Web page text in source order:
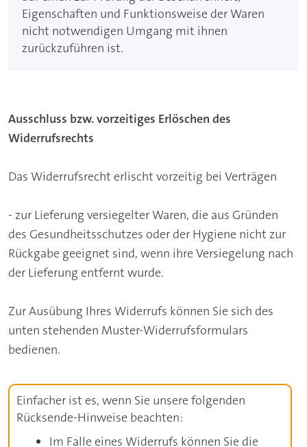
Eigenschaften und Funktionsweise der Waren
nicht notwendigen Umgang mit ihnen
zurückzuführen ist.
Ausschluss bzw. vorzeitiges Erlöschen des
Widerrufsrechts
Das Widerrufsrecht erlischt vorzeitig bei Verträgen
- zur Lieferung versiegelter Waren, die aus Gründen
des Gesundheitsschutzes oder der Hygiene nicht zur
Rückgabe geeignet sind, wenn ihre Versiegelung nach
der Lieferung entfernt wurde.
Zur Ausübung Ihres Widerrufs können Sie sich des
unten stehenden Muster-Widerrufsformulars
bedienen.
Einfacher ist es, wenn Sie unsere folgenden
Rücksende-Hinweise beachten:
Im Falle eines Widerrufs können Sie die